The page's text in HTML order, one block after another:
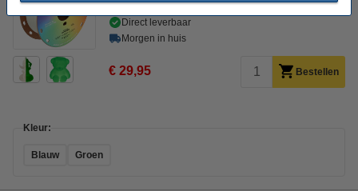
Bekijk de specificaties en beschrijving
Direct leverbaar
Morgen in huis
€ 29,95 Bestellen
Kleur:
Blauw Groen